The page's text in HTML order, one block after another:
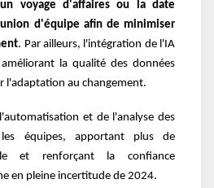
voyage d'affaires ou la date
d'équipe afin de minimiser
. Par ailleurs, l'intégration de l'IA
la qualité des données
l'adaptation au changement.
et de l'analyse des
les équipes, apportant plus de
et renforçant la confiance
en pleine incertitude de 2024.